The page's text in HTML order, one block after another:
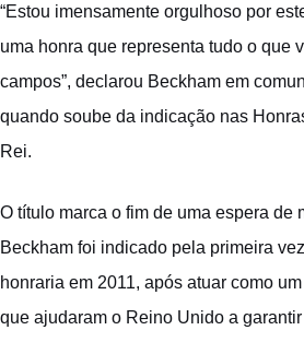
“Estou imensamente orgulhoso por
uma honra que representa tudo o que
campos”, declarou Beckham em
quando soube da indicação nas
Rei.
O título marca o fim de uma espera de
Beckham foi indicado pela primeira
honraria em 2011, após atuar como
que ajudaram o Reino Unido a